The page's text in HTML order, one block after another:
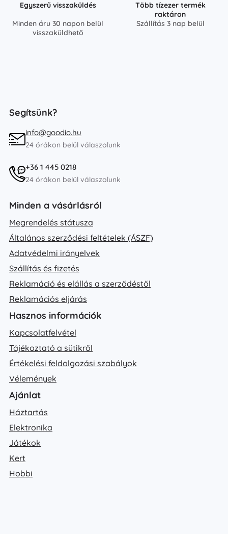
Egyszerű visszaküldés
Minden áru 30 napon belül
visszaküldhető
Több tízezer termék
raktáron
Szállítás 3 nap belül
Segítsünk?
info@goodio.hu
24 órákon belül válaszolunk
+36 1 445 0218
24 órákon belül válaszolunk
Minden a vásárlásról
Megrendelés státusza
Általános szerződési feltételek (ÁSZF)
Adatvédelmi irányelvek
Szállítás és fizetés
Reklamáció és elállás a szerződéstől
Reklamációs eljárás
Hasznos információk
Kapcsolatfelvétel
Tájékoztató a sütikről
Értékelési feldolgozási szabályok
Vélemények
Ajánlat
Háztartás
Elektronika
Játékok
Kert
Hobbi